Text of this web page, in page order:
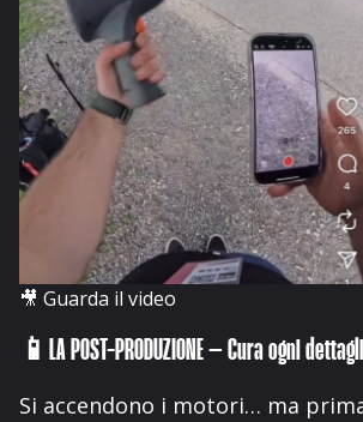
🎥 Guarda il video
📱LA POST-PRODUZIONE – Cura ogni
Si accendono i motori… ma